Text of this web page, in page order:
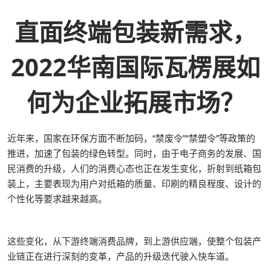
直面终端包装新需求，
2022华南国际瓦楞展如
何为企业拓展市场？
近年来，国家在环保方面不断加码，“禁废令”“禁塑令”等政策的
推进，加速了包装的绿色转型。同时，由于电子商务的发展、国
民消费的升级，人们的消费心态也正在发生变化，折射到纸箱包
装上，主要表现为用户对纸箱的质量、印刷的精良程度、设计的
个性化等要求越来越高。
这些变化，从下游终端消费品牌，到上游供应端，使整个包装产
业链正在进行深刻的变革，产品的升级迭代驶入快车道。